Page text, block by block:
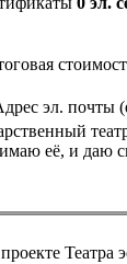
эл. почты
её, и даю
Театра